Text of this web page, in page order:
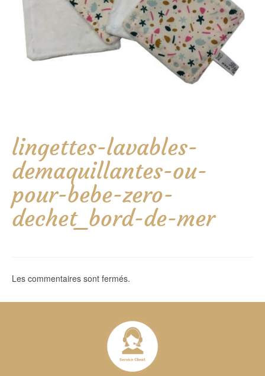
lingettes-lavables-
demaquillantes-ou-
pour-bebe-zero-
dechet_bord-de-mer
Les commentaires sont fermés.